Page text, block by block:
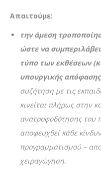
Απαιτούμε:
την άμεση
ώστε να
τύπο των εκθέσεων
υπουργικής
συζήτηση με τις
κινείται πλήρως στην
ανατροφοδότησης του
αποφευχθεί κάθε
προγραμματισμού –
χειραγώγηση.